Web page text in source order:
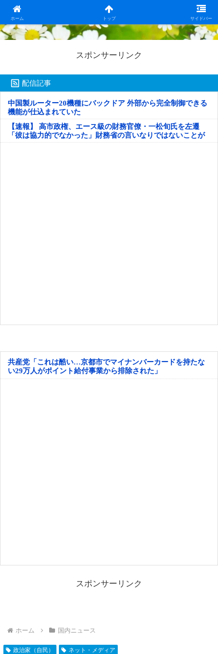
ホーム トップ サイドバー
日本第一！ニュース録
スポンサーリンク
配信記事
中国製ルーター20機種にバックドア 外部から完全制御できる
機能が仕込まれていた
【速報】 高市政権、エース級の財務官僚・一松旬氏を左遷
「彼は協力的でなかった」財務省の言いなりではないことが
判明
共産党「これは酷い…京都市でマイナンバーカードを持たな
い29万人がポイント給付事業から排除された」
スポンサーリンク
ホーム 国内ニュース
政治家（自民） ネット・メディア